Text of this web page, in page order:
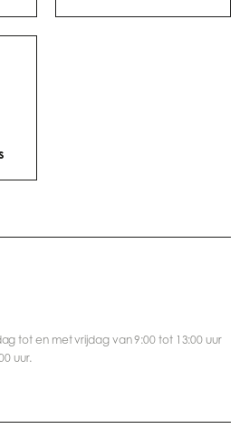
tot en met vrijdag van 9:00 tot 13:00 uur
uur.